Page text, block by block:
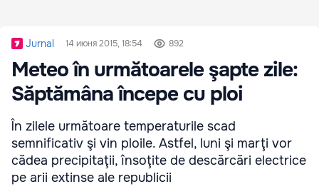
Jurnal 14 июня 2015, 18:54 892
Meteo în următoarele şapte zile:
Săptămâna începe cu ploi
În zilele următoare temperaturile scad
semnificativ şi vin ploile. Astfel, luni şi marţi vor
cădea precipitaţii, însoţite de descărcări electrice
pe arii extinse ale republicii